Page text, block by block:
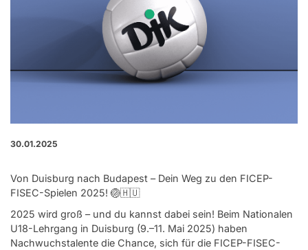
30.01.2025
Von Duisburg nach Budapest – Dein Weg zu den FICEP-
FISEC-Spielen 2025! 🏐🇭🇺
2025 wird groß – und du kannst dabei sein! Beim Nationalen
U18-Lehrgang in Duisburg (9.–11. Mai 2025) haben
Nachwuchstalente die Chance, sich für die FICEP-FISEC-